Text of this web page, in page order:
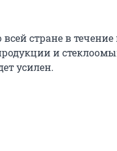
всей стране в
и
усилен.